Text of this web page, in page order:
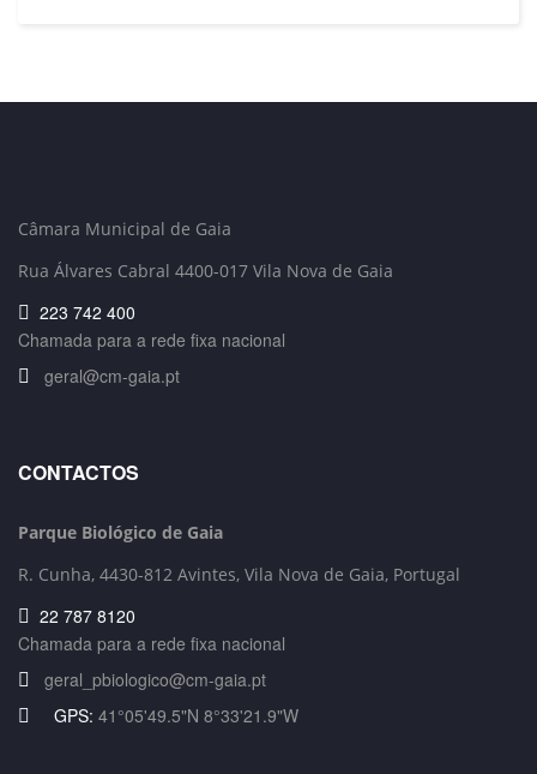
Câmara Municipal de Gaia
Rua Álvares Cabral 4400-017 Vila Nova de Gaia
223 742 400
Chamada para a rede fixa nacional
geral@cm-gaia.pt
CONTACTOS
Parque Biológico de Gaia
R. Cunha, 4430-812 Avintes, Vila Nova de Gaia, Portugal
22 787 8120
Chamada para a rede fixa nacional
geral_pbiologico@cm-gaia.pt
GPS: 41°05'49.5"N 8°33'21.9"W